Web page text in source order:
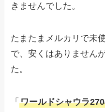
きませんでした。
たまたまメルカリで未
で、安くはありません
た。
「ワールドシャウラ